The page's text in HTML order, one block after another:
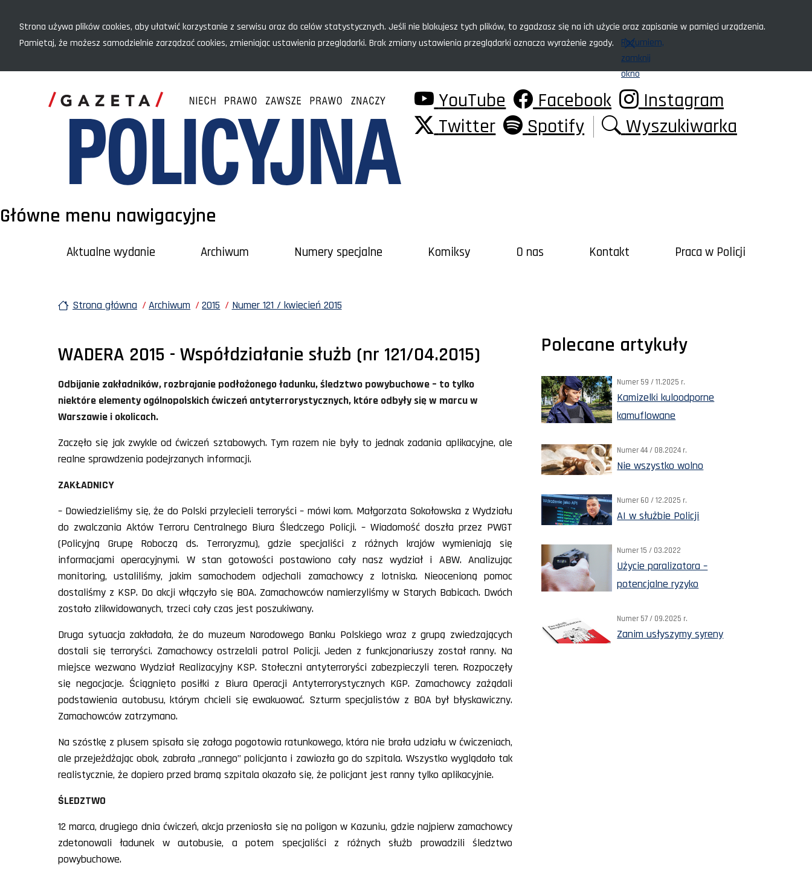
Strona używa plików cookies, aby ułatwić korzystanie z serwisu oraz do celów statystycznych. Jeśli nie blokujesz tych plików, to zgadzasz się na ich użycie oraz zapisanie w pamięci urządzenia.
Pamiętaj, że możesz samodzielnie zarządzać cookies, zmieniając ustawienia przeglądarki. Brak zmiany ustawienia przeglądarki oznacza wyrażenie zgody.
Rozumiem,
zamknij
okno
YouTube Facebook
Instagram
Twitter
Spotify Wyszukiwarka
Główne menu nawigacyjne
Aktualne wydanie Archiwum Numery specjalne Komiksy O nas Kontakt Praca w Policji
Strona główna Archiwum 2015 Numer 121 / kwiecień 2015
WADERA 2015 - Współdziałanie służb (nr 121/04.2015)
Odbijanie zakładników, rozbrajanie podłożonego ładunku, śledztwo powybuchowe – to tylko
niektóre elementy ogólnopolskich ćwiczeń antyterrorystycznych, które odbyły się w marcu w
Warszawie i okolicach.
Zaczęło się jak zwykle od ćwiczeń sztabowych. Tym razem nie były to jednak zadania aplikacyjne, ale
realne sprawdzenia podejrzanych informacji.
ZAKŁADNICY
– Dowiedzieliśmy się, że do Polski przylecieli terroryści – mówi kom. Małgorzata Sokołowska z Wydziału
do zwalczania Aktów Terroru Centralnego Biura Śledczego Policji. – Wiadomość doszła przez PWGT
(Policyjną Grupę Roboczą ds. Terroryzmu), gdzie specjaliści z różnych krajów wymieniają się
informacjami operacyjnymi. W stan gotowości postawiono cały nasz wydział i ABW. Analizując
monitoring, ustaliliśmy, jakim samochodem odjechali zamachowcy z lotniska. Nieocenioną pomoc
dostaliśmy z KSP. Do akcji włączyło się BOA. Zamachowców namierzyliśmy w Starych Babicach. Dwóch
zostało zlikwidowanych, trzeci cały czas jest poszukiwany.
Druga sytuacja zakładała, że do muzeum Narodowego Banku Polskiego wraz z grupą zwiedzających
dostali się terroryści. Zamachowcy ostrzelali patrol Policji. Jeden z funkcjonariuszy został ranny. Na
miejsce wezwano Wydział Realizacyjny KSP. Stołeczni antyterroryści zabezpieczyli teren. Rozpoczęły
się negocjacje. Ściągnięto posiłki z Biura Operacji Antyterrorystycznych KGP. Zamachowcy zażądali
podstawienia autobusu, którym chcieli się ewakuować. Szturm specjalistów z BOA był błyskawiczny.
Zamachowców zatrzymano.
Na szóstkę z plusem spisała się załoga pogotowia ratunkowego, która nie brała udziału w ćwiczeniach,
ale przejeżdżając obok, zabrała „rannego” policjanta i zawiozła go do szpitala. Wszystko wyglądało tak
realistycznie, że dopiero przed bramą szpitala okazało się, że policjant jest ranny tylko aplikacyjnie.
ŚLEDZTWO
12 marca, drugiego dnia ćwiczeń, akcja przeniosła się na poligon w Kazuniu, gdzie najpierw zamachowcy
zdetonowali ładunek w autobusie, a potem specjaliści z różnych służb prowadzili śledztwo
powybuchowe.
Polecane artykuły
Numer 59 / 11.2025 r.
Kamizelki kuloodporne
kamuflowane
Numer 44 / 08.2024 r.
Nie wszystko wolno
Numer 60 / 12.2025 r.
AI w służbie Policji
Numer 15 / 03.2022
Użycie paralizatora –
potencjalne ryzyko
Numer 57 / 09.2025 r.
Zanim usłyszymy syreny